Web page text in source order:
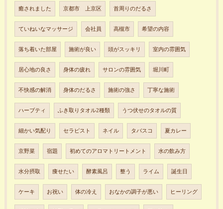
癒されました 京都市 上京区 首周りのだるさ
ていねいなマッサージ 会社員 高槻市 希望の内容
落ち着いた部屋 施術が良い 頭がスッキリ 室内の雰囲気
居心地の良さ 身体の疲れ サロンの雰囲気 堀川町
不快感の解消 身体のだるさ 施術の強さ 丁寧な施術
ハーブティ ふき取りタオル2種類 うつ伏せのタオルの質
細かい気配り セラピスト ネイル タバスコ 夏カレー
京野菜 宿題 初めてのアロマトリートメント 水の飲み方
水分摂取 痩せたい 酵素風呂 整う ライム 誕生日
ケーキ お祝い 体の冷え おなかの調子が悪い ヒーリング